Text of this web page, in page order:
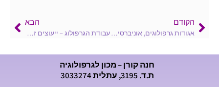
הקודם
אגודות גרפולוגים, אוניברסיטאות ובתי ספר לגרפולוגיה בעולם
הבא
עבודת הגרפולוג – ייעוצים זוגיים
חנה קורן – מכון לגרפולוגיה
ת.ד. 3195, עתלית 3033274